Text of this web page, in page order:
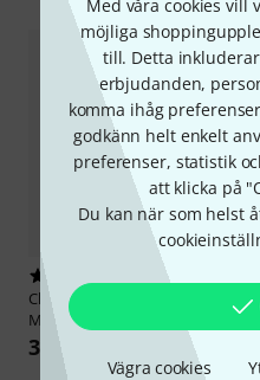
Med våra cookies vill
möjliga
till. Detta
erbjudanden,
komma ihåg
godkänn helt enkelt
preferenser, statistik
att klicka på
Du kan när som helst
Vägra cookies
Cherry Lane Music Company
Metallica Master Of Puppets
371 kr